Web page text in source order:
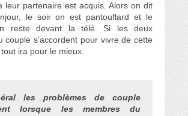
leur partenaire est acquis. Alors on dit
le soir on est pantouflard et le
reste devant la télé. Si les deux
couple s’accordent pour vivre de cette
ira pour le mieux.
les problèmes de couple
lorsque les membres du